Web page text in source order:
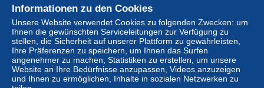
Käufers nach sich ziehen.
Sollten die Verkaufsbedingungen des Verkäufers
Klauseln enthalten, die sich auf die Zahlung
beziehen, sind diese Klauseln als nichtig zu
betrachten. Es gelten ausschließlich die
Zahlungsbedingungen der Delcampe-Website, wie
Informationen zu den Cookies
Unsere Website verwendet Cookies zu folgenden Zwecken: um
Ihnen die gewünschten Serviceleitungen zur Verfügung zu
stellen, die Sicherheit auf unserer Plattform zu gewährleisten,
Ihre Präferenzen zu speichern, um Ihnen das Surfen
angenehmer zu machen, Statistiken zu erstellen, um unsere
Website an Ihre Bedürfnisse anzupassen, Videos anzuzeigen
und Ihnen zu ermöglichen, Inhalte in sozialen Netzwerken zu
Online-Hilfe
Auf Delcampe kaufen
Auf Delcampe verkaufen
Eine sichere Website